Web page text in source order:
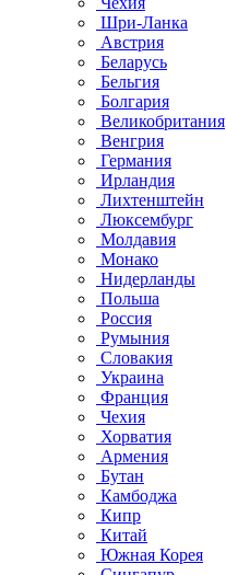
Шри-Ланка
Австрия
Беларусь
Бельгия
Болгария
Великобритания
Венгрия
Германия
Ирландия
Лихтенштейн
Люксембург
Молдавия
Монако
Нидерланды
Польша
Россия
Румыния
Словакия
Украина
Франция
Чехия
Хорватия
Армения
Бутан
Камбоджа
Кипр
Китай
Южная Корея